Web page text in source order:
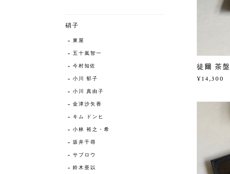
徒爾 茶
¥14,300
硝子
東屋
五十嵐智一
今村知佐
小川 郁子
小川 真由子
金津沙矢香
キム ドンヒ
小林 裕之・希
坂井千尋
サブロウ
鈴木亜以